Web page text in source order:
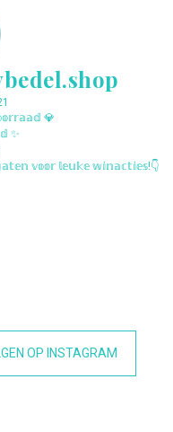
💎
✨
𝕧𝕠𝕠𝕣 𝕝𝕖𝕦𝕜𝕖 𝕨𝕚𝕟𝕒𝕔𝕥𝕚𝕖𝕤!👇
OP INSTAGRAM